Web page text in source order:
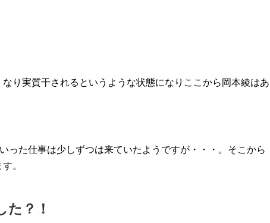
り実質干されるというような状態になりここから岡本綾はあ
った仕事は少しずつは来ていたようですが・・・。そこから
。
た？！